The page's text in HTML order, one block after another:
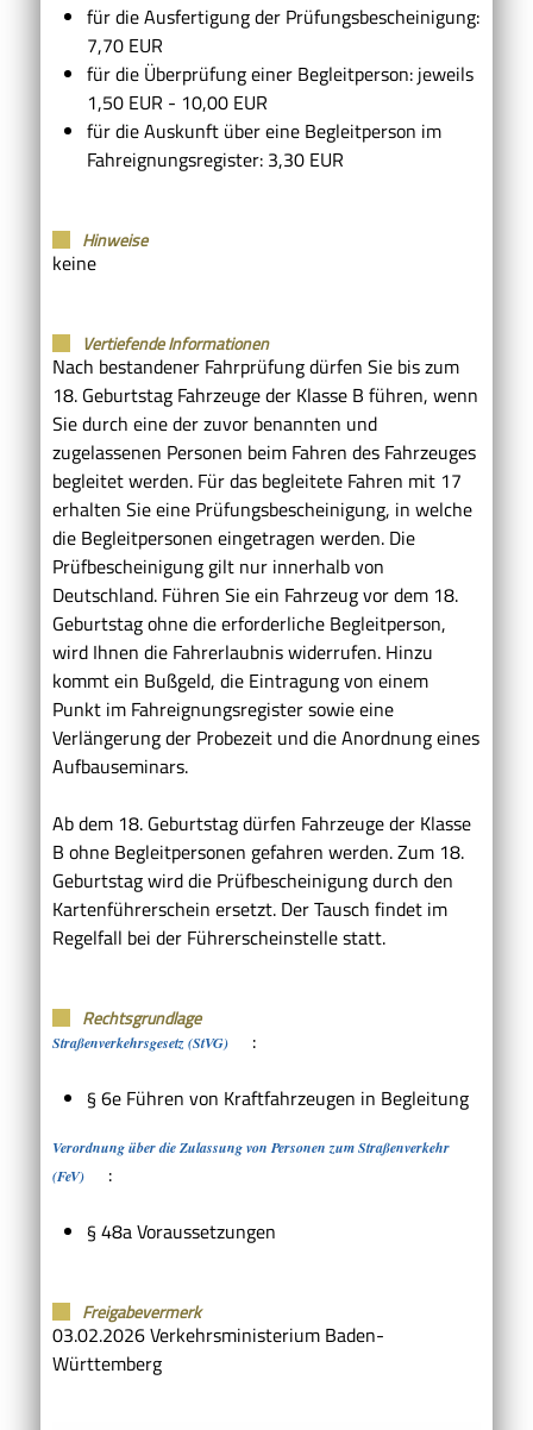
für die Ausfertigung der Prüfungsbescheinigung:
7,70 EUR
für die Überprüfung einer Begleitperson: jeweils
1,50 EUR - 10,00 EUR
für die Auskunft über eine Begleitperson im
Fahreignungsregister: 3,30 EUR
Hinweise
keine
Vertiefende Informationen
Nach bestandener Fahrprüfung dürfen Sie bis zum
18. Geburtstag Fahrzeuge der Klasse B führen, wenn
Sie durch eine der zuvor benannten und
zugelassenen Personen beim Fahren des Fahrzeuges
begleitet werden. Für das begleitete Fahren mit 17
erhalten Sie eine Prüfungsbescheinigung, in welche
die Begleitpersonen eingetragen werden. Die
Prüfbescheinigung gilt nur innerhalb von
Deutschland. Führen Sie ein Fahrzeug vor dem 18.
Geburtstag ohne die erforderliche Begleitperson,
wird Ihnen die Fahrerlaubnis widerrufen. Hinzu
kommt ein Bußgeld, die Eintragung von einem
Punkt im Fahreignungsregister sowie eine
Verlängerung der Probezeit und die Anordnung eines
Aufbauseminars.
Ab dem 18. Geburtstag dürfen Fahrzeuge der Klasse
B ohne Begleitpersonen gefahren werden. Zum 18.
Geburtstag wird die Prüfbescheinigung durch den
Kartenführerschein ersetzt. Der Tausch findet im
Regelfall bei der Führerscheinstelle statt.
Rechtsgrundlage
Straßenverkehrsgesetz (StVG)
:
§ 6e Führen von Kraftfahrzeugen in Begleitung
Verordnung über die Zulassung von Personen zum Straßenverkehr
(FeV)
:
§ 48a Voraussetzungen
Freigabevermerk
03.02.2026 Verkehrsministerium Baden-
Württemberg